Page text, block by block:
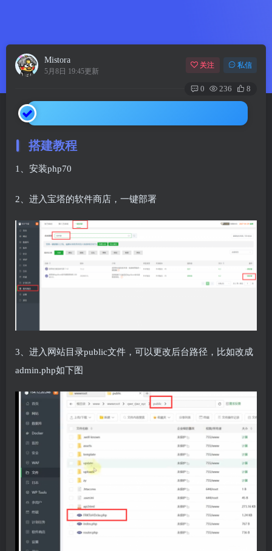
Mistora
5月8日 19:45更新
关注 私信
0 236 8
搭建教程
1、安装php70
2、进入宝塔的软件商店，一键部署
3、进入网站目录public文件，可以更改后台路径，比如改成
admin.php如下图